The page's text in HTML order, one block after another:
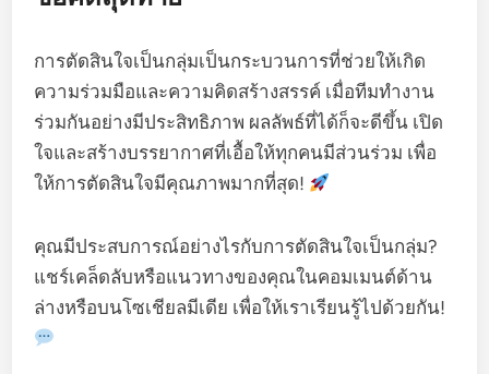
การตัดสินใจเป็นกลุ่มเป็นกระบวนการที่ช่วยให้เกิด
ความร่วมมือและความคิดสร้างสรรค์ เมื่อทีมทำงาน
ร่วมกันอย่างมีประสิทธิภาพ ผลลัพธ์ที่ได้ก็จะดีขึ้น เปิด
ใจและสร้างบรรยากาศที่เอื้อให้ทุกคนมีส่วนร่วม เพื่อ
ให้การตัดสินใจมีคุณภาพมากที่สุด!
คุณมีประสบการณ์อย่างไรกับการตัดสินใจเป็นกลุ่ม?
แชร์เคล็ดลับหรือแนวทางของคุณในคอมเมนต์ด้าน
ล่างหรือบนโซเชียลมีเดีย เพื่อให้เราเรียนรู้ไปด้วยกัน!